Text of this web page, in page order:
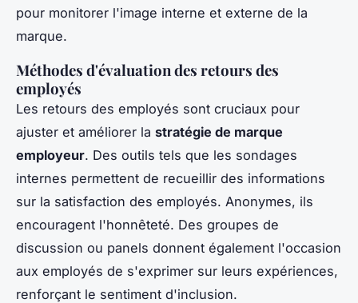
pour monitorer l'image interne et externe de la
marque.
Méthodes d'évaluation des retours des
employés
Les retours des employés sont cruciaux pour
ajuster et améliorer la stratégie de marque
employeur. Des outils tels que les sondages
internes permettent de recueillir des informations
sur la satisfaction des employés. Anonymes, ils
encouragent l'honnêteté. Des groupes de
discussion ou panels donnent également l'occasion
aux employés de s'exprimer sur leurs expériences,
renforçant le sentiment d'inclusion.